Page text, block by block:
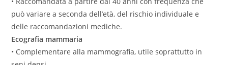
può variare a seconda dell’età, del rischio individuale e
delle raccomandazioni mediche.
Ecografia mammaria
• Complementare alla mammografia, utile soprattutto in